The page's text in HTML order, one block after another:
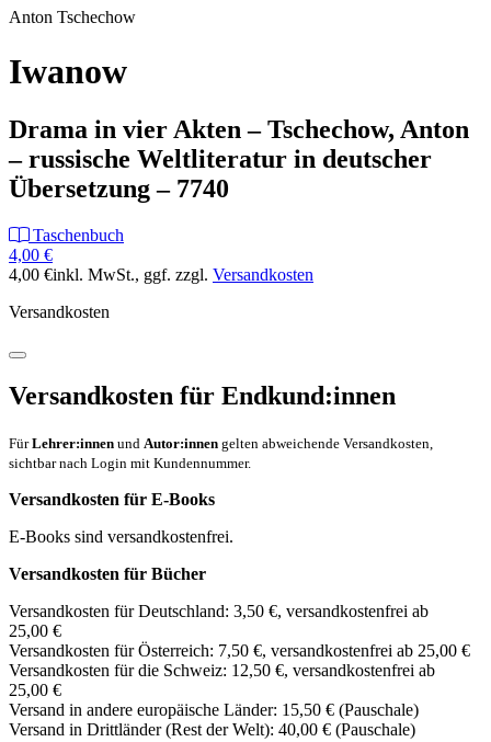
Anton Tschechow
Iwanow
Drama in vier Akten – Tschechow, Anton
– russische Weltliteratur in deutscher
Übersetzung – 7740
Taschenbuch
4,00 €
4,00 €inkl. MwSt., ggf. zzgl. Versandkosten
Versandkosten
Versandkosten für Endkund:innen
FürLehrer:innen und Autor:innen gelten abweichende Versandkosten,
sichtbar nach Login mit Kundennummer.
Versandkosten für E-Books
E-Books sind versandkostenfrei.
Versandkosten für Bücher
Versandkosten für Deutschland: 3,50 €, versandkostenfrei ab
25,00 €
Versandkosten für Österreich: 7,50 €, versandkostenfrei ab 25,00 €
Versandkosten für die Schweiz: 12,50 €, versandkostenfrei ab
25,00 €
Versand in andere europäische Länder: 15,50 € (Pauschale)
Versand in Drittländer (Rest der Welt): 40,00 € (Pauschale)